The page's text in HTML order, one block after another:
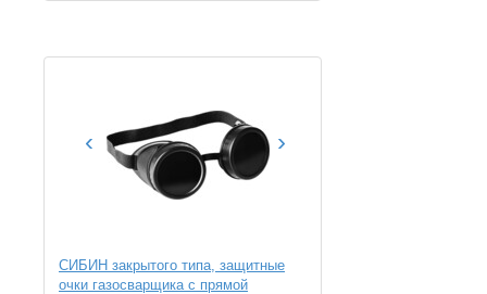
‹ ›
СИБИН закрытого типа, защитные
очки газосварщика с прямой